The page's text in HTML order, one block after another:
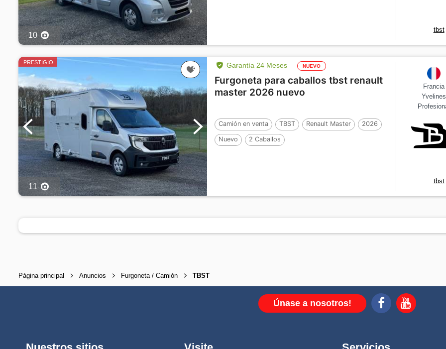
10
tbst
PRESTIGIO
11
Garantía 24 Meses NUEVO
Furgoneta para caballos tbst renault
master 2026 nuevo
Camión en venta TBST Renault Master 2026
Nuevo 2 Caballos
Francia
Yvelines
tbst
Página principal Anuncios Furgoneta / Camión TBST
Únase a nosotros!